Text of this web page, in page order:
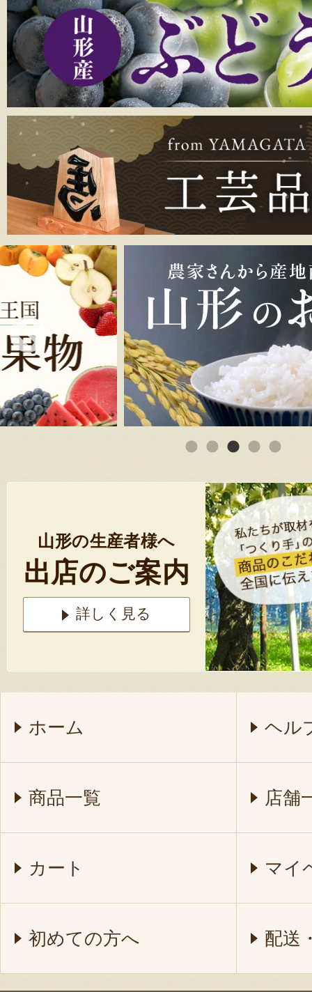
山形の生産者様へ
出店のご案内
詳しく見る
ホーム ヘル
商品一覧 店舗
カート マイ
初めての方へ 配送